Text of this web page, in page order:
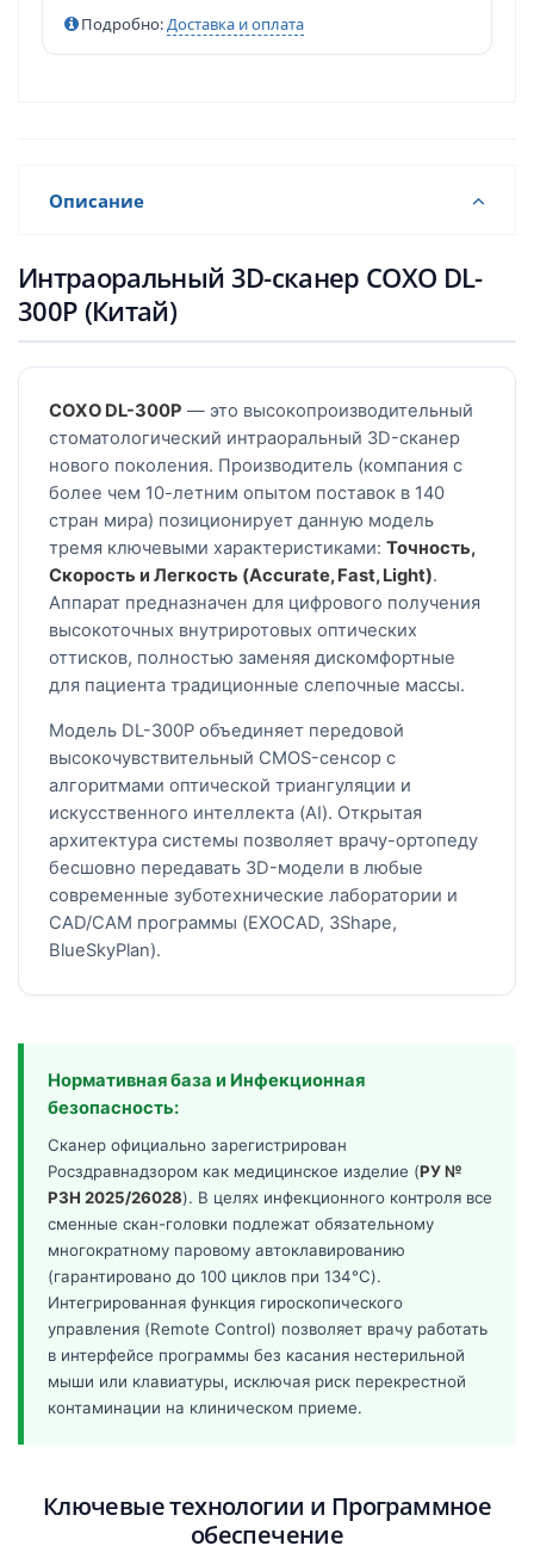
Подробно:Доставка и оплата
Описание
Интраоральный 3D-сканер COXO DL-
300P (Китай)
COXO DL-300P — это высокопроизводительный
стоматологический интраоральный 3D-сканер
нового поколения. Производитель (компания с
более чем 10-летним опытом поставок в 140
стран мира) позиционирует данную модель
тремя ключевыми характеристиками: Точность,
Скорость и Легкость (Accurate, Fast, Light).
Аппарат предназначен для цифрового получения
высокоточных внутриротовых оптических
оттисков, полностью заменяя дискомфортные
для пациента традиционные слепочные массы.
Модель DL-300P объединяет передовой
высокочувствительный CMOS-сенсор с
алгоритмами оптической триангуляции и
искусственного интеллекта (AI). Открытая
архитектура системы позволяет врачу-ортопеду
бесшовно передавать 3D-модели в любые
современные зуботехнические лаборатории и
CAD/CAM программы (EXOCAD, 3Shape,
BlueSkyPlan).
Нормативная база и Инфекционная
безопасность:
Сканер официально зарегистрирован
Росздравнадзором как медицинское изделие (РУ №
РЗН 2025/26028). В целях инфекционного контроля все
сменные скан-головки подлежат обязательному
многократному паровому автоклавированию
(гарантировано до 100 циклов при 134°C).
Интегрированная функция гироскопического
управления (Remote Control) позволяет врачу работать
в интерфейсе программы без касания нестерильной
мыши или клавиатуры, исключая риск перекрестной
контаминации на клиническом приеме.
Ключевые технологии и Программное
обеспечение